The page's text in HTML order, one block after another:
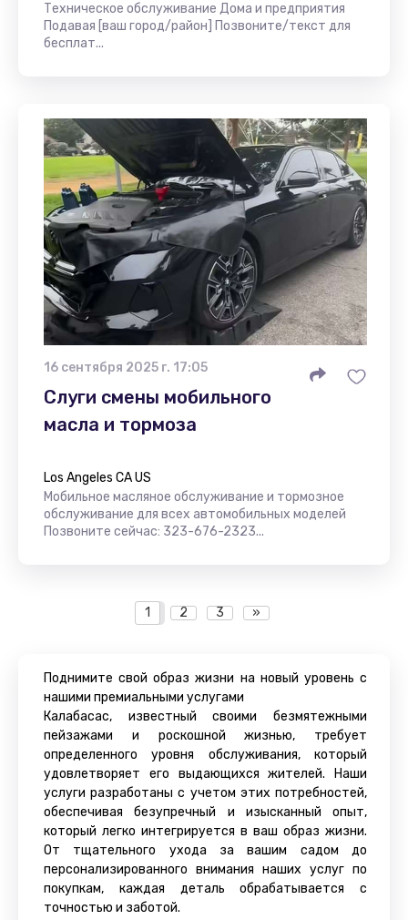
Техническое обслуживание Дома и предприятия
Подавая [ваш город/район] Позвоните/текст для
бесплат...
16 сентября 2025 г. 17:05
Слуги смены мобильного
масла и тормоза
Los Angeles CA US
Мобильное масляное обслуживание и тормозное
обслуживание для всех автомобильных моделей
Позвоните сейчас: 323-676-2323...
1 2 3 »
Поднимите свой образ жизни на новый уровень с
нашими премиальными услугами
Калабасас, известный своими безмятежными
пейзажами и роскошной жизнью, требует
определенного уровня обслуживания, который
удовлетворяет его выдающихся жителей. Наши
услуги разработаны с учетом этих потребностей,
обеспечивая безупречный и изысканный опыт,
который легко интегрируется в ваш образ жизни.
От тщательного ухода за вашим садом до
персонализированного внимания наших услуг по
покупкам, каждая деталь обрабатывается с
точностью и заботой.